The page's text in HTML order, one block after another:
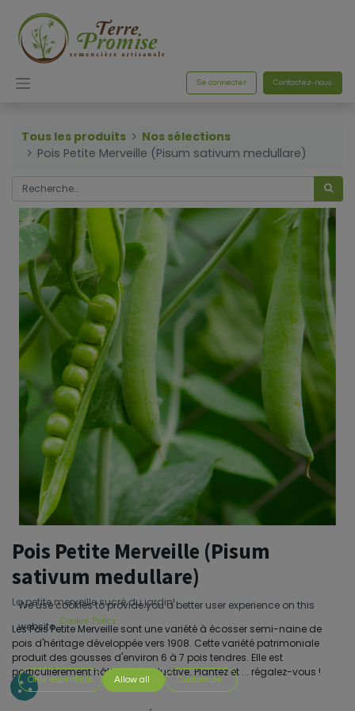
Se connecter Contactez-nous
Tous les produits
Nos sélections
Pois Petite Merveille (Pisum sativum medullare)
Pois Petite Merveille (Pisum
sativum medullare)
La petite merveille sucré du jardin!
Les Pois Petite Merveille sont une variété à écosser semi-naine de
pois d'héritage développée vers 1908. Cette variété patrimoniale
produit des gousses d'environ 6 à 7 pois tendres. Elle est
particulièrement hâtive et productive. Plantez et ... régalez-vous !
We use cookies to provide you a better user experience on this
website. Cookie Policy
Only essentials Allow all Customize